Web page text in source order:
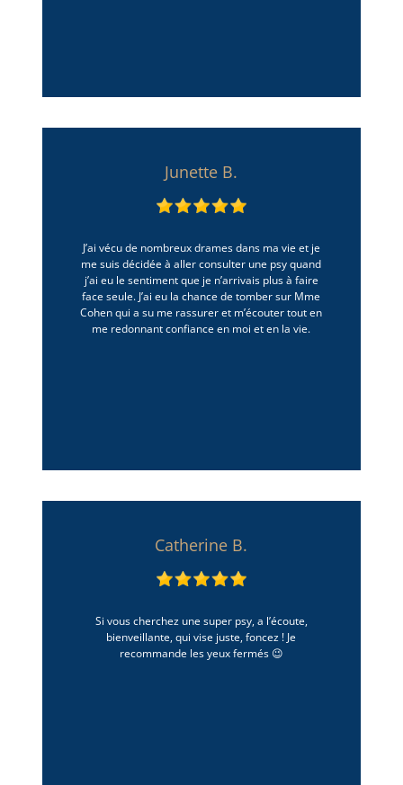
Junette B.
J’ai vécu de nombreux drames dans ma vie et je
me suis décidée à aller consulter une psy quand
j’ai eu le sentiment que je n’arrivais plus à faire
face seule. J’ai eu la chance de tomber sur Mme
Cohen qui a su me rassurer et m’écouter tout en
me redonnant confiance en moi et en la vie.
Catherine B.
Si vous cherchez une super psy, a l’écoute,
bienveillante, qui vise juste, foncez ! Je
recommande les yeux fermés 😉